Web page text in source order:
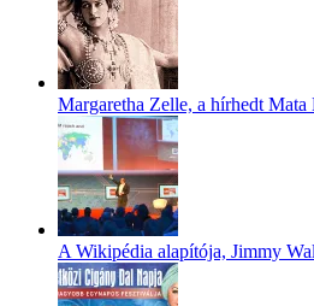
Margaretha Zelle, a hírhedt Mata
A Wikipédia alapítója, Jimmy